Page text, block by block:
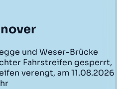
und Weser-Brücke
Fahrstreifen gesperrt,
verengt, am 11.08.2026